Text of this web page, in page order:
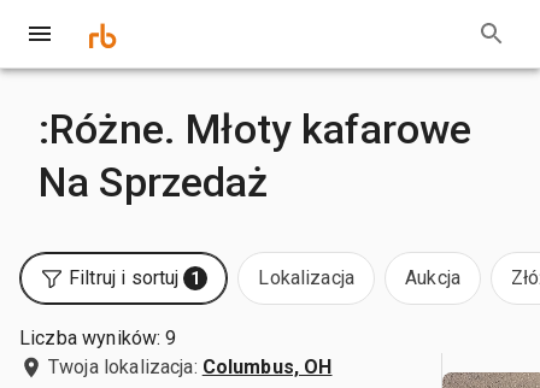
:Różne. Młoty kafarowe
Na Sprzedaż
Filtruj i sortuj 1 Lokalizacja Aukcja
Liczba wyników: 9
Twoja lokalizacja: Columbus, OH